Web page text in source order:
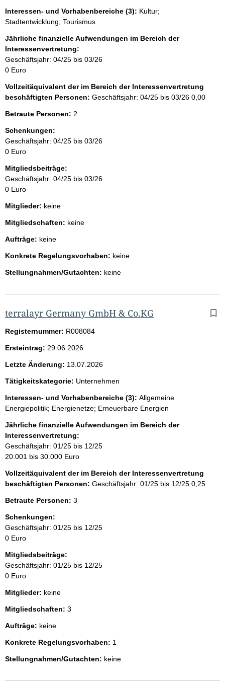
Interessen- und Vorhabenbereiche (3): Kultur;
Stadtentwicklung; Tourismus
Jährliche finanzielle Aufwendungen im Bereich der
Interessenvertretung:
Geschäftsjahr: 04/25 bis 03/26
0 Euro
Vollzeitäquivalent der im Bereich der Interessenvertretung
beschäftigten Personen: Geschäftsjahr: 04/25 bis 03/26 0,00
Betraute Personen: 2
Schenkungen:
Geschäftsjahr: 04/25 bis 03/26
0 Euro
Mitgliedsbeiträge:
Geschäftsjahr: 04/25 bis 03/26
0 Euro
Mitglieder: keine
Mitgliedschaften: keine
Aufträge: keine
Konkrete Regelungsvorhaben: keine
Stellungnahmen/Gutachten: keine
terralayr Germany GmbH & Co.KG
Registernummer: R008084
Ersteintrag: 29.06.2026
Letzte Änderung: 13.07.2026
Tätigkeitskategorie: Unternehmen
Interessen- und Vorhabenbereiche (3): Allgemeine
Energiepolitik; Energienetze; Erneuerbare Energien
Jährliche finanzielle Aufwendungen im Bereich der
Interessenvertretung:
Geschäftsjahr: 01/25 bis 12/25
20.001 bis 30.000 Euro
Vollzeitäquivalent der im Bereich der Interessenvertretung
beschäftigten Personen: Geschäftsjahr: 01/25 bis 12/25 0,25
Betraute Personen: 3
Schenkungen:
Geschäftsjahr: 01/25 bis 12/25
0 Euro
Mitgliedsbeiträge:
Geschäftsjahr: 01/25 bis 12/25
0 Euro
Mitglieder: keine
Mitgliedschaften: 3
Aufträge: keine
Konkrete Regelungsvorhaben: 1
Stellungnahmen/Gutachten: keine